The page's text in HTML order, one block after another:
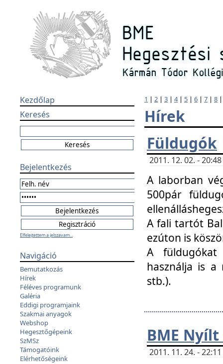
Kezdőlap
Keresés
Bejelentkezés
Elfelejtettem a jelszavam...
Navigáció
Bemutatkozás
Hírek
Féléves programunk
Galéria
Eddigi programjaink
Szakmai anyagok
Webshop
Hegesztőgépeink
SzMSz
Támogatóink
Elérhetőségeink
1 | 2 | 3 | 4| 5 | 6 | 7 | 8
Hírek
Füldugók
2011. 12. 02. -
A laborban
500pár
A fali tartót
ezúton is
A füldugókat
használja is a
stb.).
BME
2011. 11. 24. -